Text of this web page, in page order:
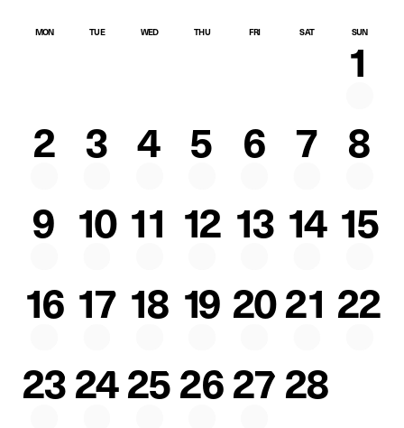
MON TUE WED THU FRI SAT SUN
1
2 3 4 5 6 7 8
9 10 11 12 13 14 15
16 17 18 19 2021 22
232425262728